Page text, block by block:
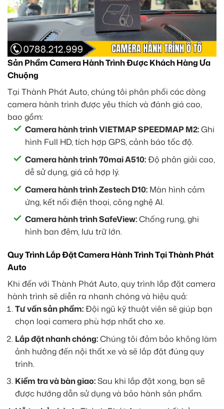
Sản Phẩm Camera Hành Trình Được Khách Hàng Ưa
Chuộng
Tại Thành Phát Auto, chúng tôi phân phối các dòng
camera hành trình được yêu thích và đánh giá cao,
bao gồm:
Camera hành trình VIETMAP SPEEDMAP M2:Ghi
hình Full HD, tích hợp GPS, cảnh báo tốc độ.
Camera hành trình 70mai A510:Độ phân giải cao,
dễ sử dụng, giá cả hợp lý.
Camera hành trình Zestech D10: Màn hình cảm
ứng, kết nối điện thoại, công nghệ AI.
Camera hành trình SafeView:Chống rung, ghi
hình ban đêm, lưu trữ lớn.
Quy Trình Lắp Đặt Camera Hành Trình Tại Thành Phát
Auto
Khi đến với Thành Phát Auto, quy trình lắp đặt camera
hành trình sẽ diễn ra nhanh chóng và hiệu quả:
Tư vấn sản phẩm:Đội ngũ kỹ thuật viên sẽ giúp bạn
chọn loại camera phù hợp nhất cho xe.
Lắp đặt nhanh chóng:Chúng tôi đảm bảo không làm
ảnh hưởng đến nội thất xe và sẽ lắp đặt đúng quy
trình.
Kiểm tra và bàn giao:Sau khi lắp đặt xong, bạn sẽ
được hướng dẫn sử dụng và bảo hành sản phẩm.